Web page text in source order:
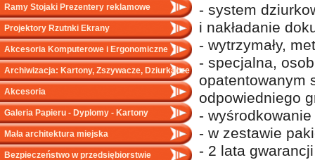
Ramy Stojaki Prezentery reklamowe
Projektory Rzutnki Ekrany
Akcesoria Komputerowe i Ergonomiczne
Archiwizacja: Kartony, Zszywacze, Dziurkacze
Akcesoria
Galeria Papieru - Dyplomy - Kartony
Mała architektura miejska
Bezpieczeństwo w przedsiębiorstwie
- system
i nakładanie
- wytrzymały,
- specjalna,
opatentowanym
odpowiedniego
-
- w zestawie
- 2 lata